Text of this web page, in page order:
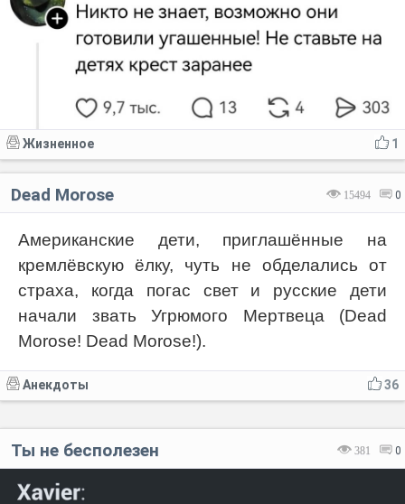
1
Жизненное
15494 0
Dead Morose
Американские дети, приглашённые на
кремлёвскую ёлку, чуть не обделались от
страха, когда погас свет и русские дети
начали звать Угрюмого Мертвеца (Dead
Morose! Dead Morose!).
36
Анекдоты
381 0
Ты не бесполезен